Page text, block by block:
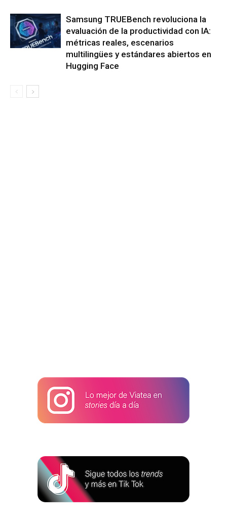
Samsung TRUEBench revoluciona la
evaluación de la productividad con IA:
métricas reales, escenarios
multilingües y estándares abiertos en
Hugging Face